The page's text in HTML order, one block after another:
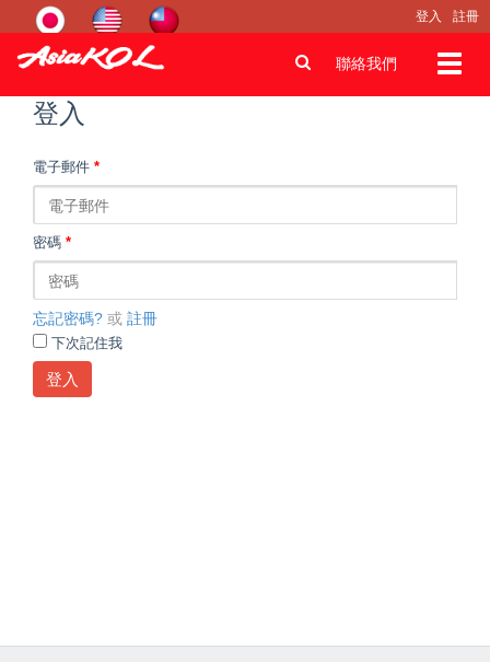
登入 註冊
聯絡我們
登入
電子郵件 *
密碼 *
忘記密碼? 或 註冊
下次記住我
登入